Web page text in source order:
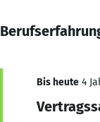
Bis heute 4